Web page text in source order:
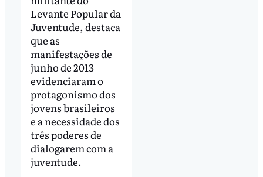
Levante Popular da
Juventude, destaca
que as
manifestações de
junho de 2013
evidenciaram o
protagonismo dos
jovens brasileiros
e a necessidade dos
três poderes de
dialogarem com a
juventude.